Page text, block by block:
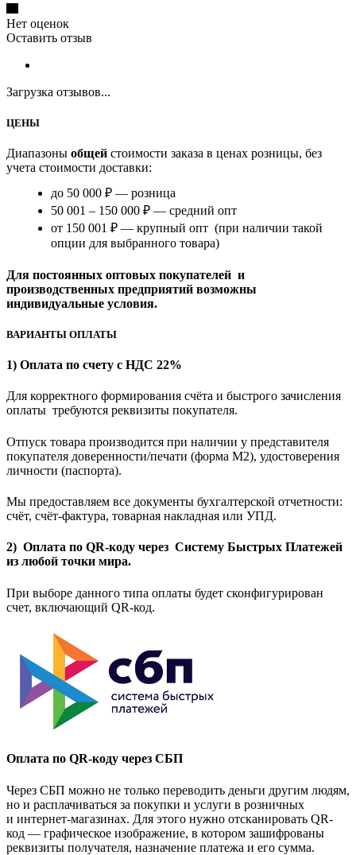
Нет оценок
Оставить отзыв
Загрузка отзывов...
ЦЕНЫ
Диапазоны общей стоимости заказа в ценах розницы, без
учета стоимости доставки:
до 50 000 ₽ — розница
50 001 – 150 000 ₽ — средний опт
от 150 001 ₽ — крупный опт (при наличии такой
опции для выбранного товара)
Для постоянных оптовых покупателей и
производственных предприятий возможны
индивидуальные условия.
ВАРИАНТЫ ОПЛАТЫ
1) Оплата по счету с НДС 22%
Для корректного формирования счёта и быстрого зачисления
оплаты требуются реквизиты покупателя.
Отпуск товара производится при наличии у представителя
покупателя доверенности/печати (форма M2), удостоверения
личности (паспорта).
Мы предоставляем все документы бухгалтерской отчетности:
счёт, счёт-фактура, товарная накладная или УПД.
2) Оплата по QR-коду через Систему Быстрых Платежей
из любой точки мира.
При выборе данного типа оплаты будет сконфигурирован
счет, включающий QR-код.
Оплата по QR-коду через СБП
Через СБП можно не только переводить деньги другим людям,
но и расплачиваться за покупки и услуги в розничных
и интернет-магазинах. Для этого нужно отсканировать QR-
код — графическое изображение, в котором зашифрованы
реквизиты получателя, назначение платежа и его сумма.